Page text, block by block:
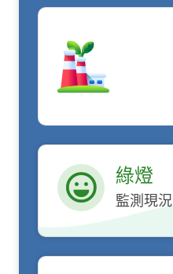
綠燈
綠燈
監測現況